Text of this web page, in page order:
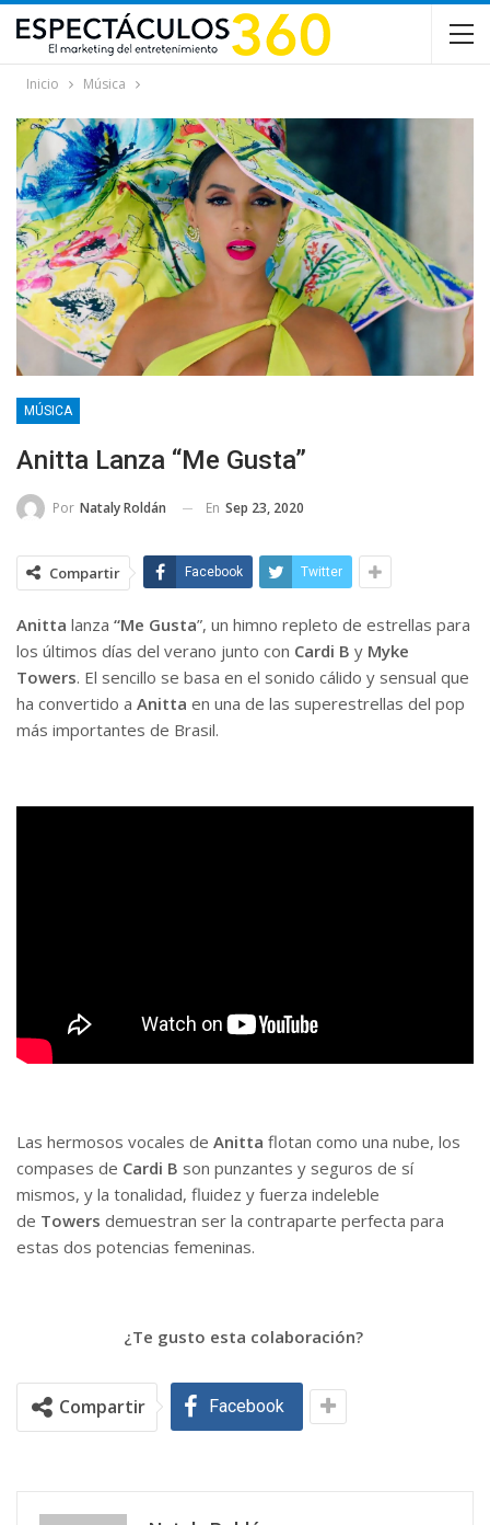
Inicio Música
MÚSICA
Anitta Lanza “Me Gusta”
Por Nataly Roldán En Sep 23, 2020
Compartir Facebook Twitter
Anitta lanza “Me Gusta”, un himno repleto de estrellas para
los últimos días del verano junto con Cardi B y Myke
Towers. El sencillo se basa en el sonido cálido y sensual que
ha convertido a Anitta en una de las superestrellas del pop
más importantes de Brasil.
Las hermosos vocales de Anitta flotan como una nube, los
compases de Cardi B son punzantes y seguros de sí
mismos, y la tonalidad, fluidez y fuerza indeleble
de Towers demuestran ser la contraparte perfecta para
estas dos potencias femeninas.
¿Te gusto esta colaboración?
Compartir Facebook